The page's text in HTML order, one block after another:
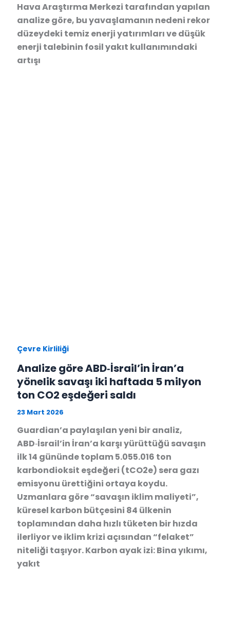
Hava Araştırma Merkezi tarafından yapılan
analize göre, bu yavaşlamanın nedeni rekor
düzeydeki temiz enerji yatırımları ve düşük
enerji talebinin fosil yakıt kullanımındaki
artışı
Çevre Kirliliği
Analize göre ABD‑İsrail’in İran’a
yönelik savaşı iki haftada 5 milyon
ton CO2 eşdeğeri saldı
23 Mart 2026
Guardian’a paylaşılan yeni bir analiz,
ABD‑İsrail’in İran’a karşı yürüttüğü savaşın
ilk 14 gününde toplam 5.055.016 ton
karbondioksit eşdeğeri (tCO2e) sera gazı
emisyonu ürettiğini ortaya koydu.
Uzmanlara göre “savaşın iklim maliyeti”,
küresel karbon bütçesini 84 ülkenin
toplamından daha hızlı tüketen bir hızda
ilerliyor ve iklim krizi açısından “felaket”
niteliği taşıyor. Karbon ayak izi: Bina yıkımı,
yakıt